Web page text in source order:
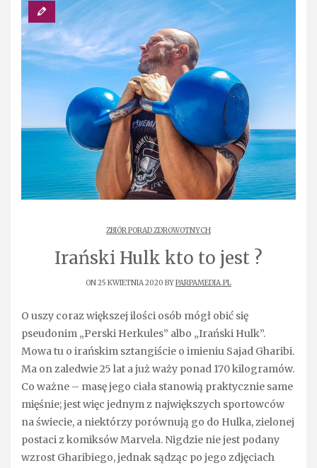
ZBIÓR PORAD ZDROWOTNYCH
Irański Hulk kto to jest ?
ON 25 KWIETNIA 2020 BYPARPAMEDIA.PL
O uszy coraz większej ilości osób mógł obić się
pseudonim „Perski Herkules” albo „Irański Hulk”.
Mowa tu o irańskim sztangiście o imieniu Sajad Gharibi.
Ma on zaledwie 25 lat a już waży ponad 170 kilogramów.
Co ważne – masę jego ciała stanowią praktycznie same
mięśnie; jest więc jednym z największych sportowców
na świecie, a niektórzy porównują go do Hulka, zielonej
postaci z komiksów Marvela. Nigdzie nie jest podany
wzrost Gharibiego, jednak sądząc po jego zdjęciach